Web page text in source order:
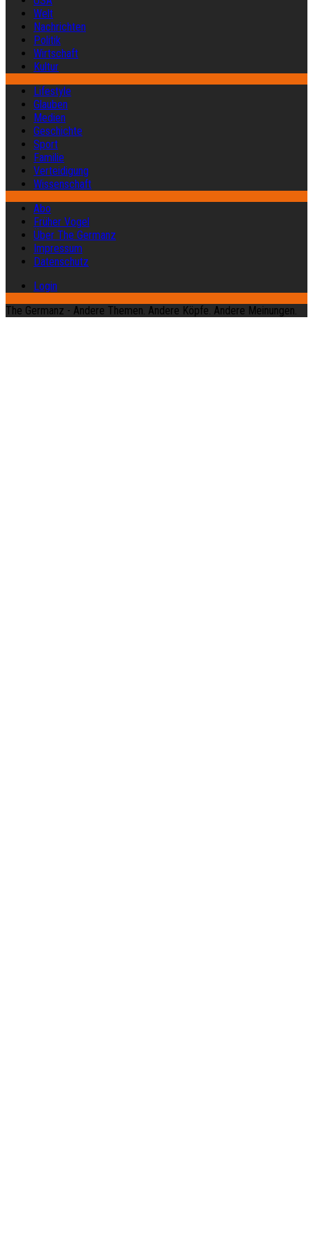
Welt
Nachrichten
Politik
Wirtschaft
Kultur
Lifestyle
Glauben
Medien
Geschichte
Sport
Familie
Verteidigung
Wissenschaft
Abo
Früher Vogel
Über The Germanz
Impressum
Datenschutz
Login
The Germanz - Andere Themen. Andere Köpfe. Andere Meinungen.